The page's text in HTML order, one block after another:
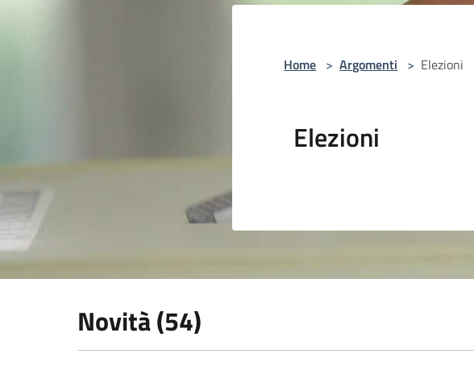
Home > Argomenti > Elezioni
Elezioni
Novità (54)